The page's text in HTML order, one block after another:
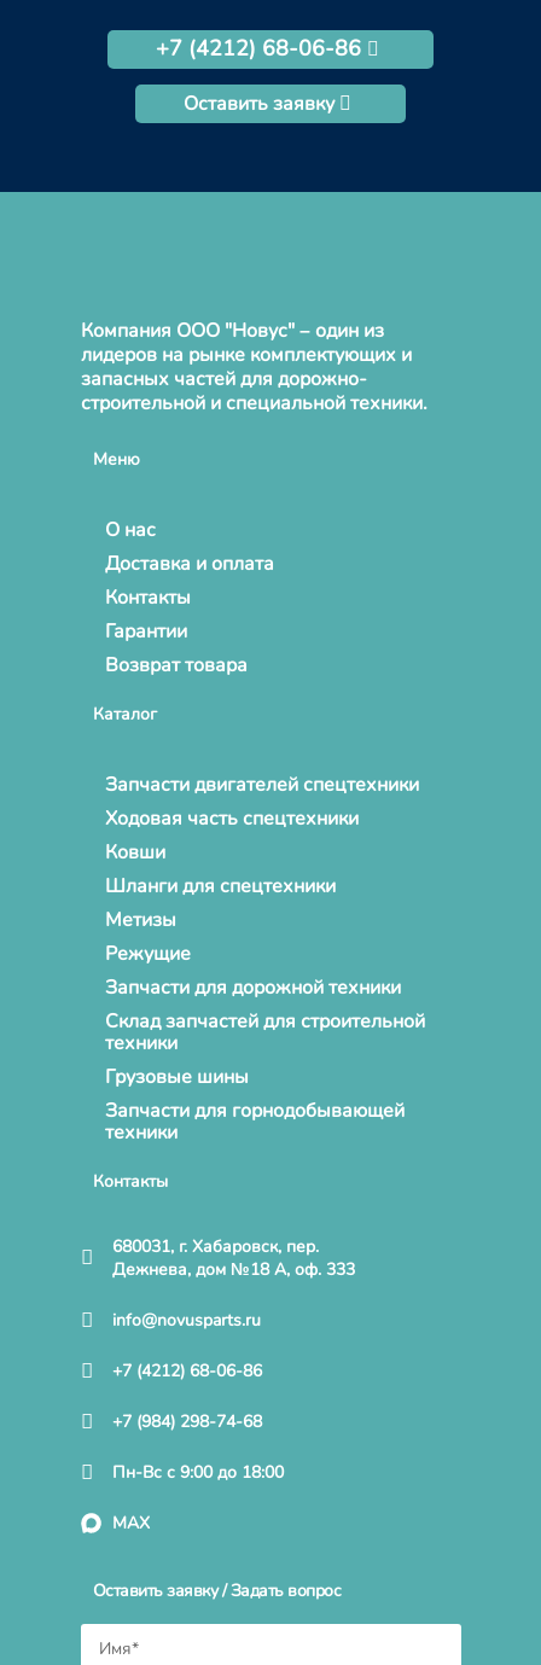
+7 (4212) 68-06-86
Оставить заявку
Компания ООО "Новус" – один из
лидеров на рынке комплектующих и
запасных частей для дорожно-
строительной и специальной техники.
Меню
О нас
Доставка и оплата
Контакты
Гарантии
Возврат товара
Каталог
Запчасти двигателей спецтехники
Ходовая часть спецтехники
Ковши
Шланги для спецтехники
Метизы
Режущие
Запчасти для дорожной техники
Склад запчастей для строительной
техники
Грузовые шины
Запчасти для горнодобывающей
техники
Контакты
680031, г. Хабаровск, пер.
Дежнева, дом №18 А, оф. 333
info@novusparts.ru
+7 (4212) 68-06-86
+7 (984) 298-74-68
Пн-Вс с 9:00 до 18:00
MAX
Оставить заявку / Задать вопрос